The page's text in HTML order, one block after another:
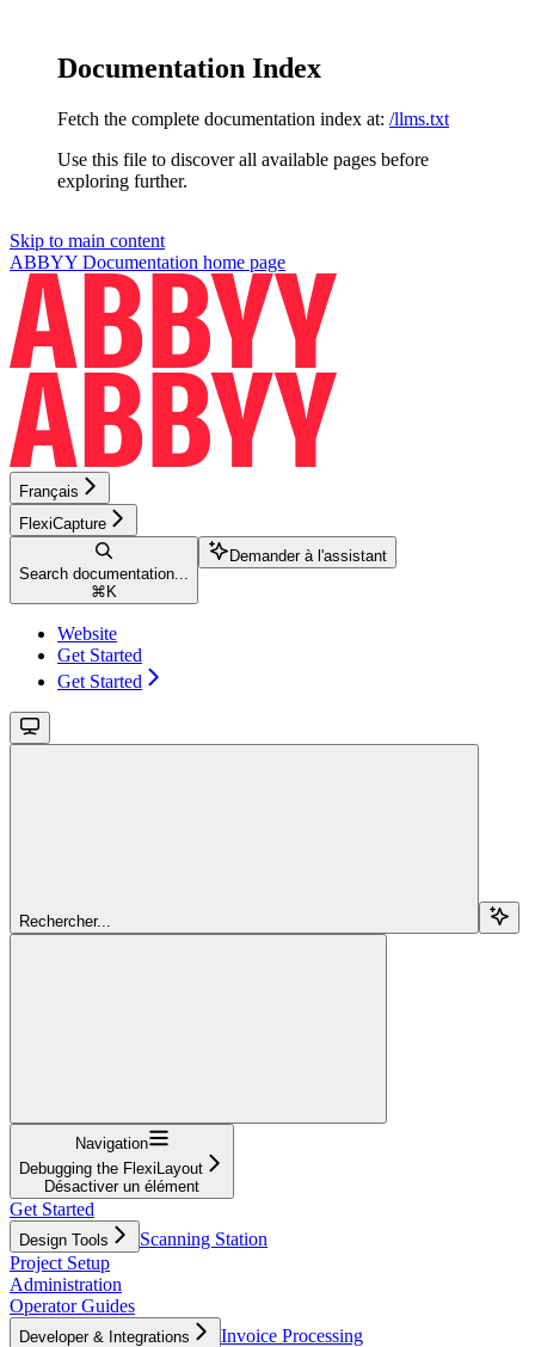
Documentation Index
Fetch the complete documentation index at: /llms.txt
Use this file to discover all available pages before
exploring further.
Skip to main content
ABBYY Documentation home page
Français
FlexiCapture
Search documentation...
⌘ K
Demander à l'assistant
Website
Get Started
Get Started
Rechercher...
Navigation
Debugging the FlexiLayout
Désactiver un élément
Get Started
Design Tools
Scanning Station
Project Setup
Administration
Operator Guides
Developer & Integrations
Invoice Processing